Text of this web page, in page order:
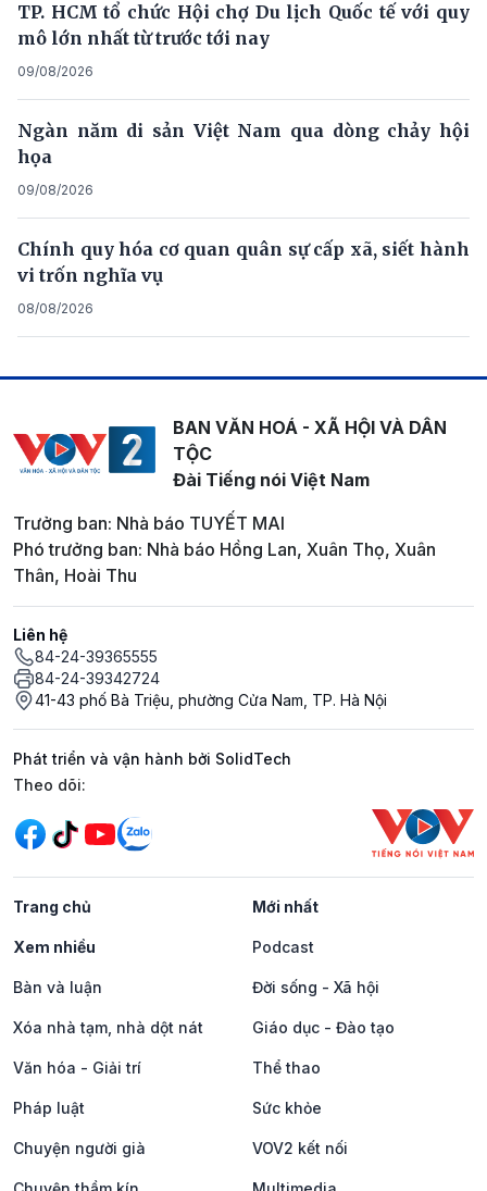
TP. HCM tổ chức Hội chợ Du lịch Quốc tế với quy
mô lớn nhất từ trước tới nay
09/08/2026
Ngàn năm di sản Việt Nam qua dòng chảy hội
họa
09/08/2026
Chính quy hóa cơ quan quân sự cấp xã, siết hành
vi trốn nghĩa vụ
08/08/2026
BAN VĂN HOÁ - XÃ HỘI VÀ DÂN
TỘC
Đài Tiếng nói Việt Nam
Trưởng ban: Nhà báo TUYẾT MAI
Phó trưởng ban: Nhà báo Hồng Lan, Xuân Thọ, Xuân
Thân, Hoài Thu
Liên hệ
84-24-39365555
84-24-39342724
41-43 phố Bà Triệu, phường Cửa Nam, TP. Hà Nội
Phát triển và vận hành bởi SolidTech
Mạng xã hội
Theo dõi:
Trang chủ Mới nhất
Xem nhiều Podcast
Bàn và luận Đời sống - Xã hội
Xóa nhà tạm, nhà dột nát Giáo dục - Đào tạo
Văn hóa - Giải trí Thể thao
Pháp luật Sức khỏe
Chuyện người già VOV2 kết nối